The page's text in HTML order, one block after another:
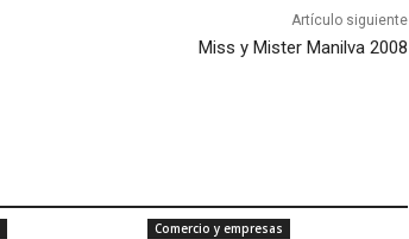
Artículo siguiente
Miss y Mister Manilva 2008
Comercio y empresas